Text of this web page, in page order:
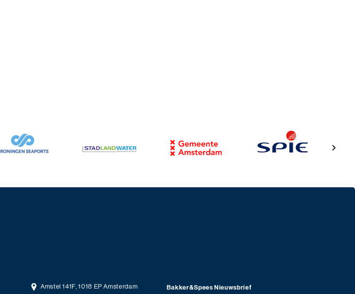
Amstel 141F, 1018 EP Amsterdam Bakker&Spees Nieuwsbrief